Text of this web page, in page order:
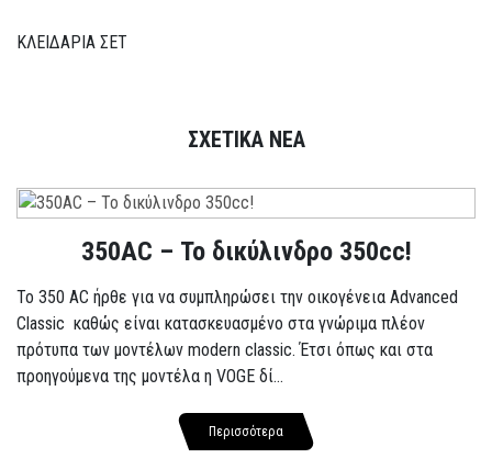
ΚΛΕΙΔΑΡΙΑ ΣΕΤ
ΣΧΕΤΙΚΑ ΝΕΑ
350AC – Το δικύλινδρο 350cc!
To 350 AC ήρθε για να συμπληρώσει την οικογένεια Advanced
Classic καθώς είναι κατασκευασμένο στα γνώριμα πλέον
πρότυπα των μοντέλων modern classic. Έτσι όπως και στα
προηγούμενα της μοντέλα η VOGE δί...
Περισσότερα